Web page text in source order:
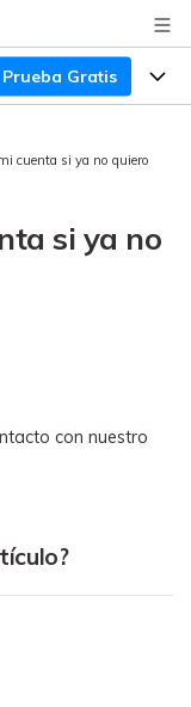
Prueba Gratis
WhatsApp
sociales.
de
Datos de un
fotos, música,
cuenta si ya no quiero
si ya no
con nuestro